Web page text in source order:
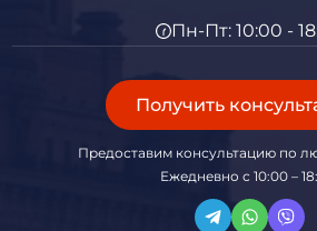
Пн-Пт: 10:00 -
Получить
Предоставим консультацию по
Ежедневно с 10:00 –